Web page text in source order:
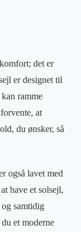
det er
er designet til
ramme
at
du ønsker, så
også lavet med
have et solsejl,
og samtidig
et moderne